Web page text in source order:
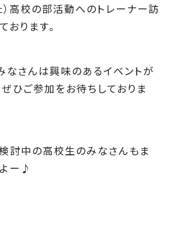
）高校の部活動へのトレーナー訪
おります。
なさんは興味のあるイベントが
ぜひご参加をお待ちしておりま
討中の高校生のみなさんもま
ー♪